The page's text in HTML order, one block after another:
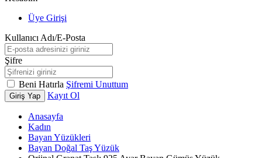
Üye Girişi
Kullanıcı Adı/E-Posta
Şifre
Beni Hatırla Şifremi Unuttum
Giriş Yap Kayıt Ol
Anasayfa
Kadın
Bayan Yüzükleri
Bayan Doğal Taş Yüzük